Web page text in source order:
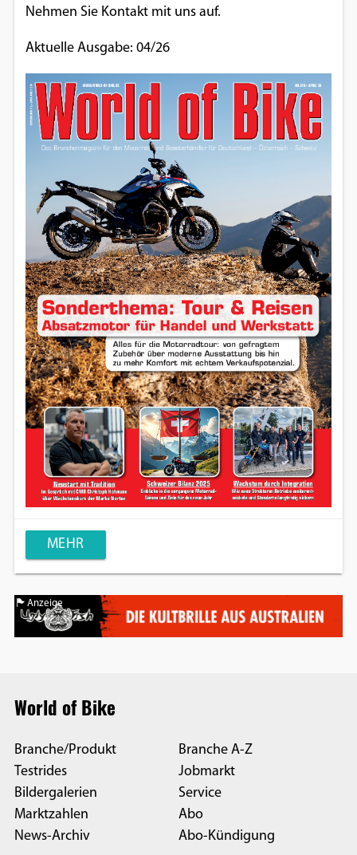
Nehmen Sie Kontakt mit uns auf.
Aktuelle Ausgabe: 04/26
MEHR
Anzeige
World of Bike
Branche/Produkt
Testrides
Bildergalerien
Marktzahlen
News-Archiv
Branche A-Z
Jobmarkt
Service
Abo
Abo-Kündigung